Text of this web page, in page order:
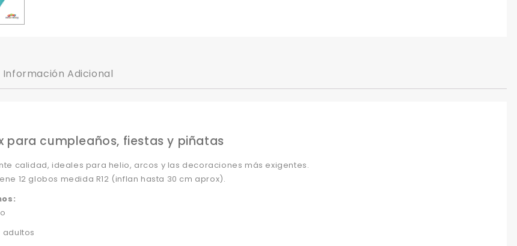
Información Adicional
para cumpleaños, fiestas y piñatas
calidad, ideales para helio, arcos y las decoraciones más exigentes.
12 globos medida R12 (inflan hasta 30 cm aprox).
adultos